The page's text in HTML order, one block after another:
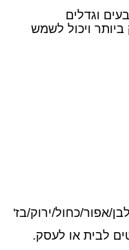
וגדלים
ויכול לשמש
לבית או לעסק.